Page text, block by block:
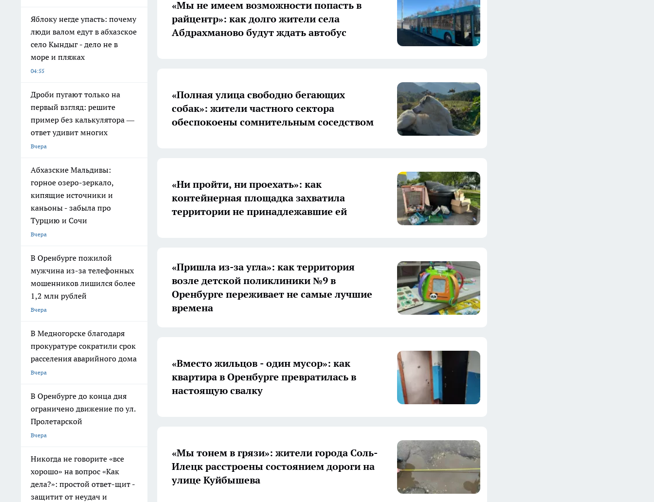
Яблоку негде упасть: почему
люди валом едут в абхазское
село Кындыг - дело не в
море и пляжах
04:55
Дроби пугают только на
первый взгляд: решите
пример без калькулятора —
ответ удивит многих
Вчера
Абхазские Мальдивы:
горное озеро-зеркало,
кипящие источники и
каньоны - забыла про
Турцию и Сочи
Вчера
В Оренбурге пожилой
мужчина из-за телефонных
мошенников лишился более
1,2 млн рублей
Вчера
В Медногорске благодаря
прокуратуре сократили срок
расселения аварийного дома
Вчера
В Оренбурге до конца дня
ограничено движение по ул.
Пролетарской
Вчера
Никогда не говорите «все
хорошо» на вопрос «Как
дела?»: простой ответ-щит -
защитит от неудач и
«Мы не имеем возможности попасть в
райцентр»: как долго жители села
Абдрахманово будут ждать автобус
«Полная улица свободно бегающих
собак»: жители частного сектора
обеспокоены сомнительным соседством
«Ни пройти, ни проехать»: как
контейнерная площадка захватила
территории не принадлежавшие ей
«Пришла из-за угла»: как территория
возле детской поликлиники №9 в
Оренбурге переживает не самые лучшие
времена
«Вместо жильцов - один мусор»: как
квартира в Оренбурге превратилась в
настоящую свалку
«Мы тонем в грязи»: жители города Соль-
Илецк расстроены состоянием дороги на
улице Куйбышева